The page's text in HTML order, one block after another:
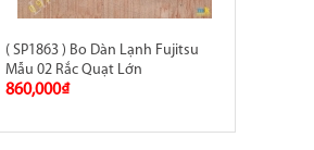
( SP1863 ) Bo Dàn Lạnh Fujitsu
Mẫu 02 Rắc Quạt Lớn
860,000₫